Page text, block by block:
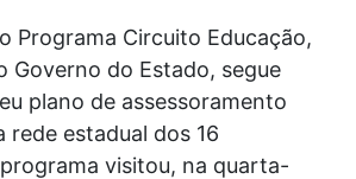
Programa Circuito Educação,
Governo do Estado, segue
plano de assessoramento
rede estadual dos 16
visitou, na quarta-